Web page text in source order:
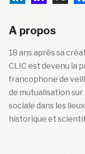
A propos
18 ans après sa
CLIC est devenu la
francophone de
de mutualisation
sociale dans les
historique et